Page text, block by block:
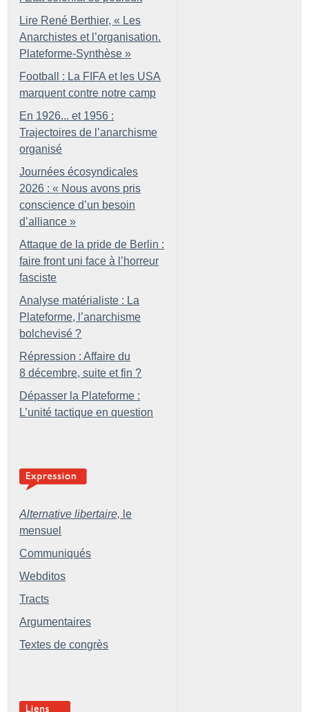
Lire René Berthier, « Les
Anarchistes et l’organisation.
Plateforme-Synthèse »
Football : La FIFA et les USA
marquent contre notre camp
En 1926... et 1956 :
Trajectoires de l’anarchisme
organisé
Journées écosyndicales
2026 : « Nous avons pris
conscience d’un besoin
d’alliance »
Attaque de la pride de Berlin :
faire front uni face à l’horreur
fasciste
Analyse matérialiste : La
Plateforme, l’anarchisme
bolchevisé ?
Répression : Affaire du
8 décembre, suite et fin ?
Dépasser la Plateforme :
L’unité tactique en question
Alternative libertaire, le
mensuel
Communiqués
Webditos
Tracts
Argumentaires
Textes de congrès